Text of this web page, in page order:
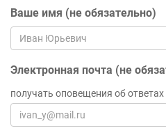
Ваше имя (не обязательно)
Электронная почта (не
получать оповещения об